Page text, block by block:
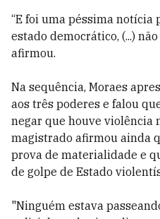
“E foi uma péssima notícia
estado democrático, (...)
afirmou.
Na sequência, Moraes
aos três poderes e falou
negar que houve violência
magistrado afirmou ainda
prova de materialidade e
de golpe de Estado
"Ninguém estava